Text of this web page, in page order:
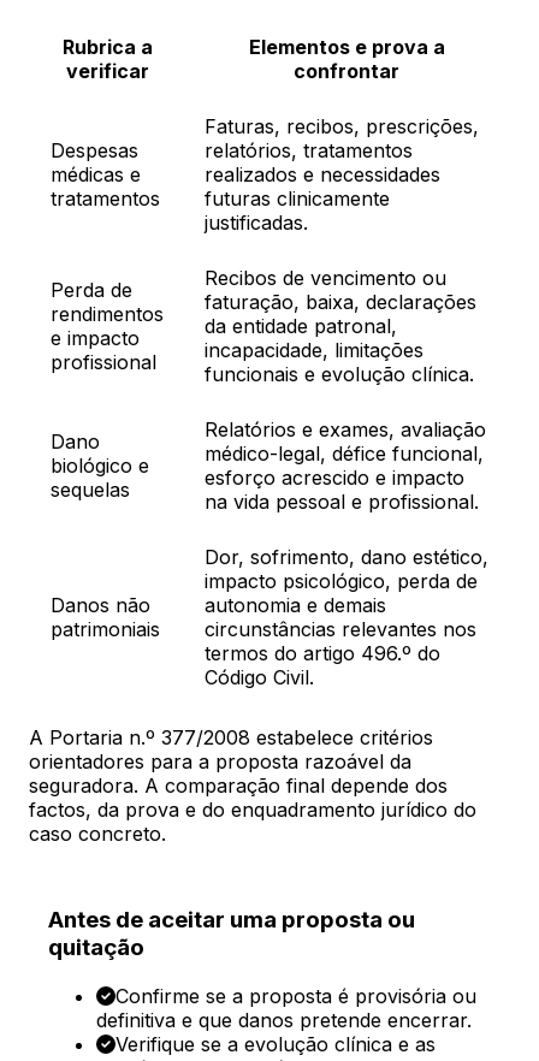
Rubrica a
verificar
Elementos e prova a
confrontar
Despesas
médicas e
tratamentos
Faturas, recibos, prescrições,
relatórios, tratamentos
realizados e necessidades
futuras clinicamente
justificadas.
Perda de
rendimentos
e impacto
profissional
Recibos de vencimento ou
faturação, baixa, declarações
da entidade patronal,
incapacidade, limitações
funcionais e evolução clínica.
Dano
biológico e
sequelas
Relatórios e exames, avaliação
médico-legal, défice funcional,
esforço acrescido e impacto
na vida pessoal e profissional.
Danos não
patrimoniais
Dor, sofrimento, dano estético,
impacto psicológico, perda de
autonomia e demais
circunstâncias relevantes nos
termos do artigo 496.º do
Código Civil.
A Portaria n.º 377/2008 estabelece critérios
orientadores para a proposta razoável da
seguradora. A comparação final depende dos
factos, da prova e do enquadramento jurídico do
caso concreto.
Antes de aceitar uma proposta ou
quitação
Confirme se a proposta é provisória ou
definitiva e que danos pretende encerrar.
Verifique se a evolução clínica e as